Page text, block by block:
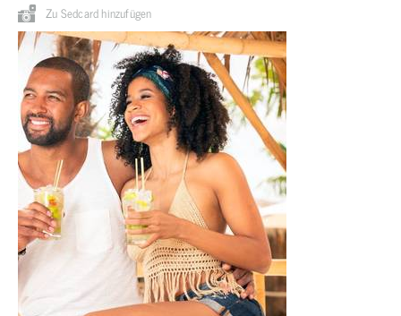
Zu Sedcard hinzufügen